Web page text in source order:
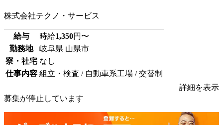
株式会社テクノ・サービス
給与 時給1,350円〜
勤務地
岐阜県 山県市
寮・社宅 なし
仕事内容 組立・検査 / 自動車系工場 / 交替制
詳細を表示
募集が停止しています